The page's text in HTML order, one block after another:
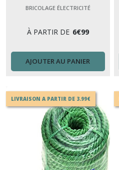
BRICOLAGE ÉLECTRICITÉ
À PARTIR DE 6€99
AJOUTER AU PANIER
LIVRAISON A PARTIR DE 3.99€